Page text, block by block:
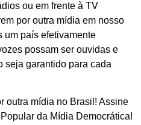
ou em frente à TV
por outra mídia em nosso
um país efetivamente
possam ser ouvidas e
seja garantido para cada
outra mídia no Brasil! Assine
da Mídia Democrática!